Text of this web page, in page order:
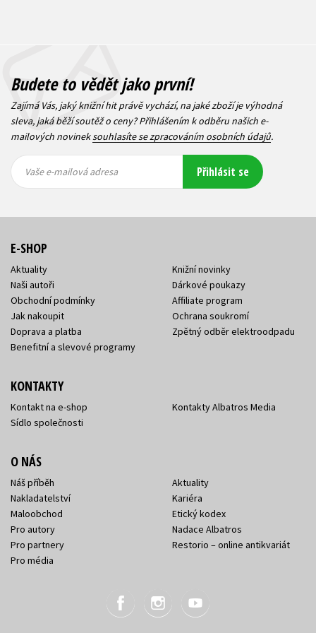
Budete to vědět jako první!
Zajímá Vás, jaký knižní hit právě vychází, na jaké zboží je výhodná
sleva, jaká běží soutěž o ceny? Přihlášením k odběru našich e-
mailových novineksouhlasíte se zpracováním osobních údajů.
mailová
mailová
Vaše e-mailová adresa Přihlásit se
E-SHOP
Aktuality
Naši autoři
Obchodní podmínky
Jak nakoupit
Doprava a platba
Benefitní a slevové programy
Knižní novinky
Dárkové poukazy
Affiliate program
Ochrana soukromí
Zpětný odběr elektroodpadu
KONTAKTY
Kontakt na e-shop
Sídlo společnosti
Kontakty Albatros Media
O NÁS
Náš příběh
Nakladatelství
Maloobchod
Pro autory
Pro partnery
Pro média
Aktuality
Kariéra
Etický kodex
Nadace Albatros
Restorio – online antikvariát